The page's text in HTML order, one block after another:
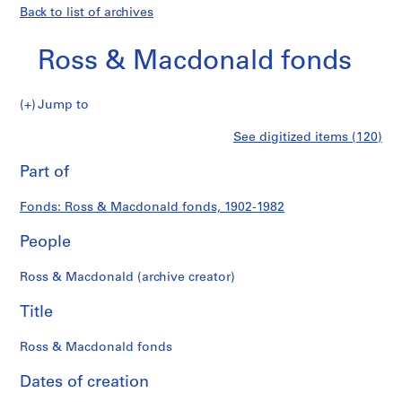
Back to list of archives
Ross & Macdonald fonds
RossJump to
i
s
:
r
j
c
s
&
Macdonald
fonds
See digitized items (120)
Part of
Fonds: Ross & Macdonald fonds, 1902-1982
People
Ross & Macdonald (archive creator)
Title
Ross & Macdonald fonds
Dates of creation